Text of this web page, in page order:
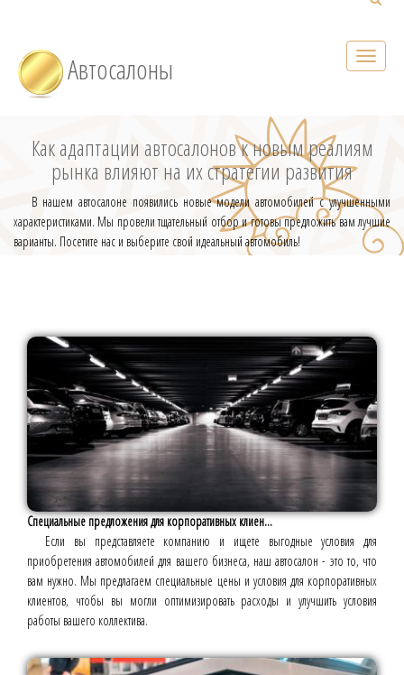
Автосалоны
Как адаптации автосалонов к новым реалиям
рынка влияют на их стратегии развития
В нашем автосалоне появились новые модели автомобилей с улучшенными
характеристиками. Мы провели тщательный отбор и готовы предложить вам лучшие
варианты. Посетите нас и выберите свой идеальный автомобиль!
Специальные предложения для корпоративных клиен...
Если вы представляете компанию и ищете выгодные условия для
приобретения автомобилей для вашего бизнеса, наш автосалон - это то, что
вам нужно. Мы предлагаем специальные цены и условия для корпоративных
клиентов, чтобы вы могли оптимизировать расходы и улучшить условия
работы вашего коллектива.